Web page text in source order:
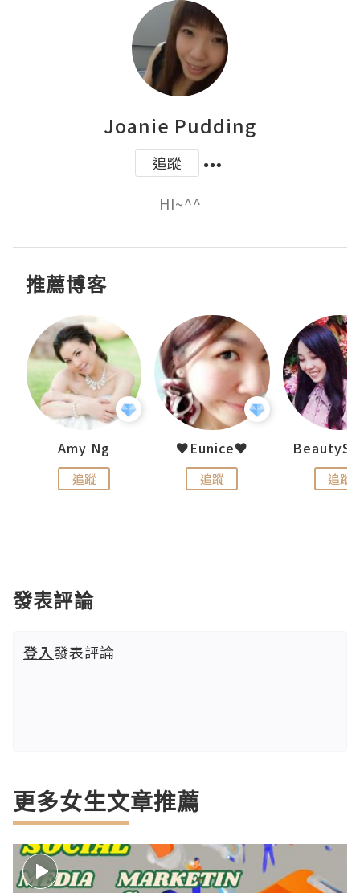
Joanie Pudding
追蹤
HI~^^
推薦博客
Amy Ng
追蹤
♥Eunice♥
追蹤 追蹤
發表評論
登入發表評論
更多女生文章推薦